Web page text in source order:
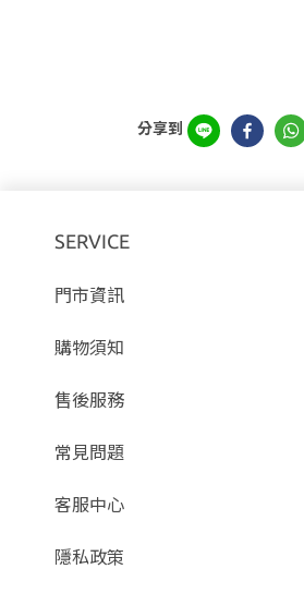
分享到
SERVICE
門市資訊
購物須知
售後服務
常見問題
客服中心
隱私政策